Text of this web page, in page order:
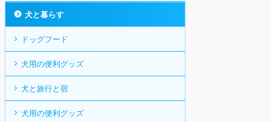
犬と暮らす
ドッグフード
犬用の便利グッズ
犬と旅行と宿
犬用の便利グッズ